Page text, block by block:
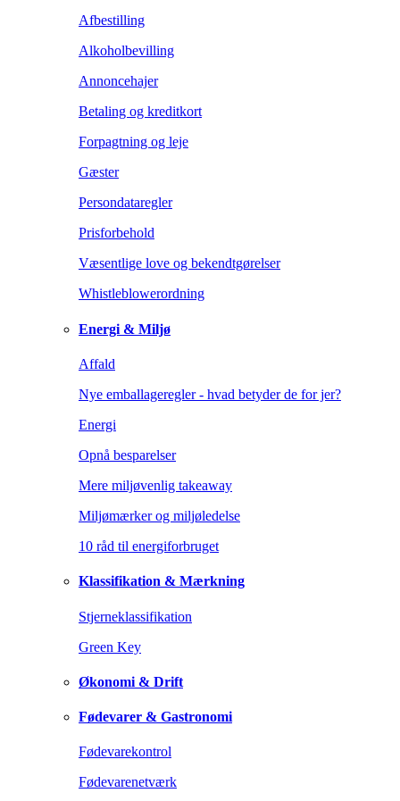
Afbestilling
Alkoholbevilling
Annoncehajer
Betaling og kreditkort
Forpagtning og leje
Gæster
Persondataregler
Prisforbehold
Væsentlige love og bekendtgørelser
Whistleblowerordning
Energi & Miljø
Affald
Nye emballageregler - hvad betyder de for jer?
Energi
Opnå besparelser
Mere miljøvenlig takeaway
Miljømærker og miljøledelse
10 råd til energiforbruget
Klassifikation & Mærkning
Stjerneklassifikation
Green Key
Økonomi & Drift
Fødevarer & Gastronomi
Fødevarekontrol
Fødevarenetværk